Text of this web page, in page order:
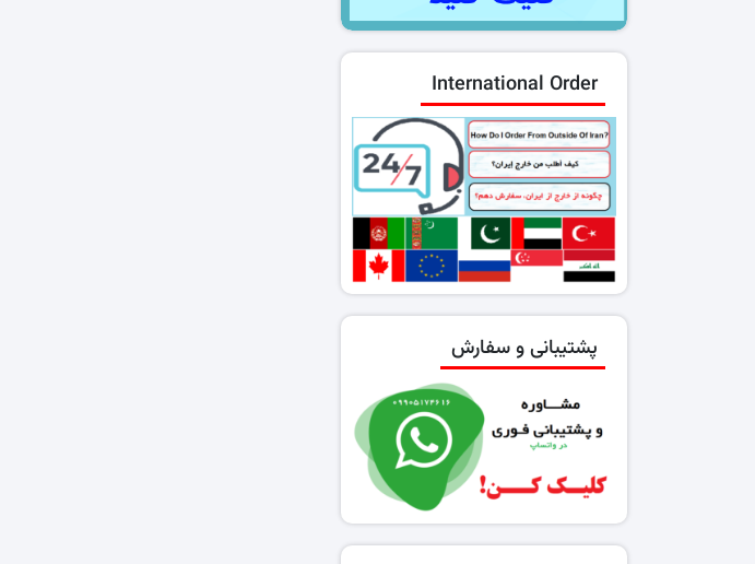
International Order
پشتیبانی و سفارش